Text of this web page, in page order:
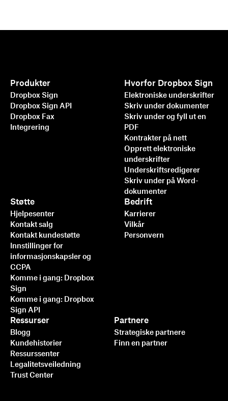
Raskere, smartere, sikrere:
Slik akselererer
Dropbox Sign virksomheten
sin i 2025
Les mer
Produkter
Dropbox Sign
Dropbox Sign API
Dropbox Fax
Integrering
Hvorfor Dropbox Sign
Elektroniske underskrifter
Skriv under dokumenter
Skriv under og fyll ut en
PDF
Kontrakter på nett
Opprett elektroniske
underskrifter
Underskriftsredigerer
Skriv under på Word-
dokumenter
Støtte
Hjelpesenter
Kontakt salg
Kontakt kundestøtte
Innstillinger for
informasjonskapsler og
CCPA
Komme i gang: Dropbox
Sign
Komme i gang: Dropbox
Sign API
Ressurser
Blogg
Kundehistorier
Ressurssenter
Legalitetsveiledning
Trust Center
Partnere
Strategiske partnere
Finn en partner
Bedrift
Karrierer
Vilkår
Personvern